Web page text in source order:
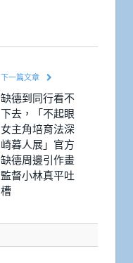
下一篇文章
缺德到同行看不
下去，「不起眼
女主角培育法深
崎暮人展」官方
缺德周邊引作畫
監督小林真平吐
槽